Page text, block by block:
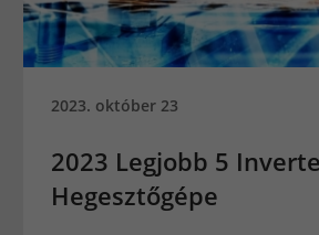
2023. október 23
2023 Legjobb 5
Hegesztőgépe